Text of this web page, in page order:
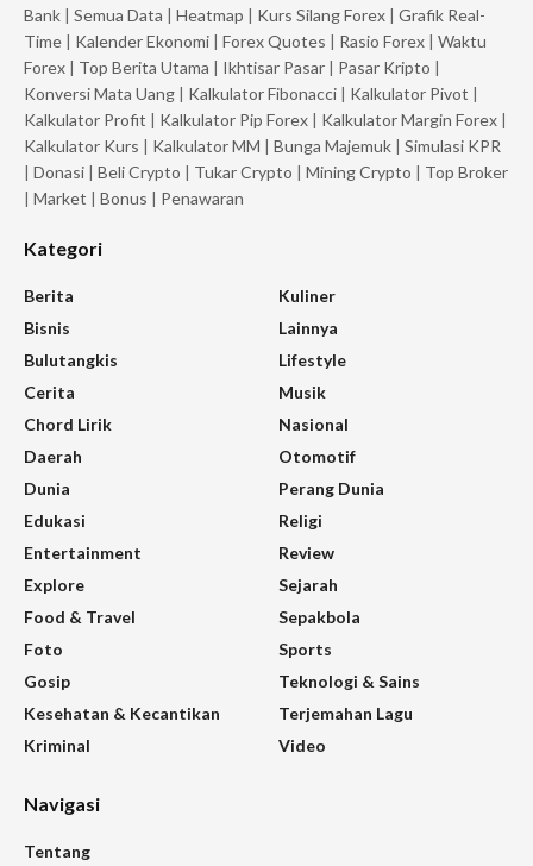
Bank | Semua Data | Heatmap | Kurs Silang Forex | Grafik Real-
Time | Kalender Ekonomi | Forex Quotes | Rasio Forex | Waktu
Forex | Top Berita Utama | Ikhtisar Pasar | Pasar Kripto |
Konversi Mata Uang | Kalkulator Fibonacci | Kalkulator Pivot |
Kalkulator Profit | Kalkulator Pip Forex | Kalkulator Margin Forex |
Kalkulator Kurs | Kalkulator MM | Bunga Majemuk | Simulasi KPR
| Donasi | Beli Crypto | Tukar Crypto | Mining Crypto | Top Broker
| Market | Bonus | Penawaran
Kategori
Berita
Bisnis
Bulutangkis
Cerita
Chord Lirik
Daerah
Dunia
Edukasi
Entertainment
Explore
Food & Travel
Foto
Gosip
Kesehatan & Kecantikan
Kriminal
Kuliner
Lainnya
Lifestyle
Musik
Nasional
Otomotif
Perang Dunia
Religi
Review
Sejarah
Sepakbola
Sports
Teknologi & Sains
Terjemahan Lagu
Video
Navigasi
Tentang